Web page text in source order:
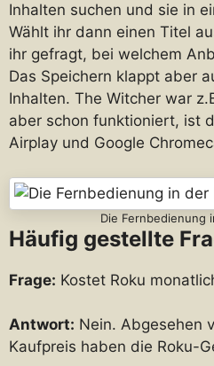
Inhalten suchen und sie in
Wählt ihr dann einen Titel
ihr gefragt, bei welchem
Das Speichern klappt aber
Inhalten. The Witcher war
aber schon funktioniert, ist
Airplay und Google
Die Fernbedienung
Häufig gestellte
Frage: Kostet Roku
Antwort: Nein. Abgesehen
Kaufpreis haben die Roku-